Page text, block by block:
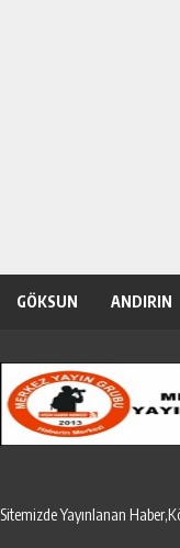
GÖKSUN ANDIRIN
Sitemizde Yayınlanan